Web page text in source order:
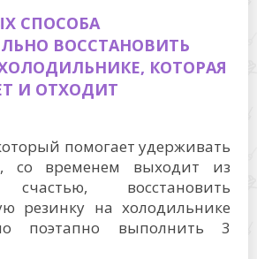
СПОСОБА
ВОССТАНОВИТЬ
КОТОРАЯ
И ОТХОДИТ
помогает удерживать
со временем выходит из
восстановить
резинку на холодильнике
поэтапно выполнить 3